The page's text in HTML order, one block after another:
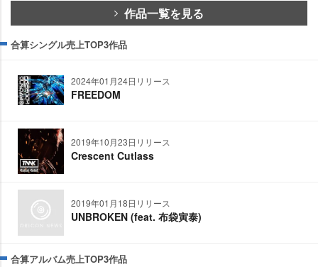
作品一覧を見る
合算シングル売上TOP3作品
2024年01月24日リリース
FREEDOM
2019年10月23日リリース
Crescent Cutlass
2019年01月18日リリース
UNBROKEN (feat. 布袋寅泰)
合算アルバム売上TOP3作品